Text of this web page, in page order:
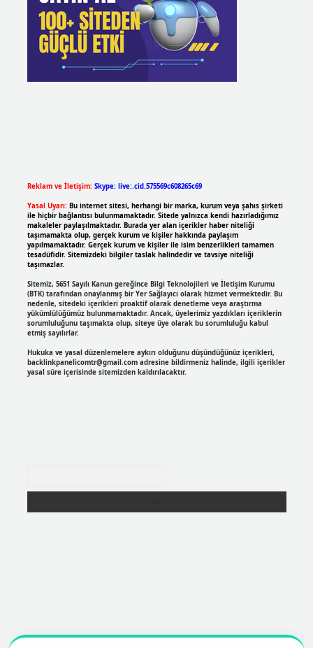
Reklam ve İletişim: Skype: live:.cid.575569c608265c69
Yasal Uyarı: Bu internet sitesi, herhangi bir marka, kurum veya şahıs şirketi
ile hiçbir bağlantısı bulunmamaktadır. Sitede yalnızca kendi hazırladığımız
makaleler paylaşılmaktadır. Burada yer alan içerikler haber niteliği
taşımamakta olup, gerçek kurum ve kişiler hakkında paylaşım
yapılmamaktadır. Gerçek kurum ve kişiler ile isim benzerlikleri tamamen
tesadüfidir. Sitemizdeki bilgiler taslak halindedir ve tavsiye niteliği
taşımazlar.
Sitemiz, 5651 Sayılı Kanun gereğince Bilgi Teknolojileri ve İletişim Kurumu
(BTK) tarafından onaylanmış bir Yer Sağlayıcı olarak hizmet vermektedir. Bu
nedenle, sitedeki içerikleri proaktif olarak denetleme veya araştırma
yükümlülüğümüz bulunmamaktadır. Ancak, üyelerimiz yazdıkları içeriklerin
sorumluluğunu taşımakta olup, siteye üye olarak bu sorumluluğu kabul
etmiş sayılırlar.
Hukuka ve yasal düzenlemelere aykırı olduğunu düşündüğünüz içerikleri,
backlinkpanelicomtr@gmail.comadresine bildirmeniz halinde, ilgili içerikler
yasal süre içerisinde sitemizden kaldırılacaktır.